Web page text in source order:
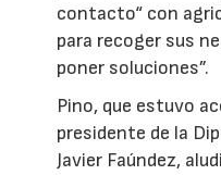
contacto“ con
para recoger sus
poner soluciones”.
Pino, que estuvo
presidente de la
Javier Faúndez,